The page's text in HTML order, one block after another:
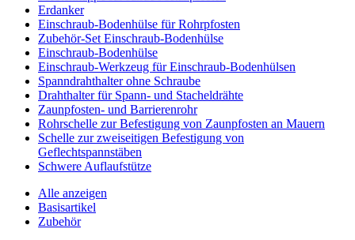
Erdanker
Einschraub-Bodenhülse für Rohrpfosten
Zubehör-Set Einschraub-Bodenhülse
Einschraub-Bodenhülse
Einschraub-Werkzeug für Einschraub-Bodenhülsen
Spanndrahthalter ohne Schraube
Drahthalter für Spann- und Stacheldrähte
Zaunpfosten- und Barrierenrohr
Rohrschelle zur Befestigung von Zaunpfosten an Mauern
Schelle zur zweiseitigen Befestigung von
Geflechtspannstäben
Schwere Auflaufstütze
Alle anzeigen
Basisartikel
Zubehör